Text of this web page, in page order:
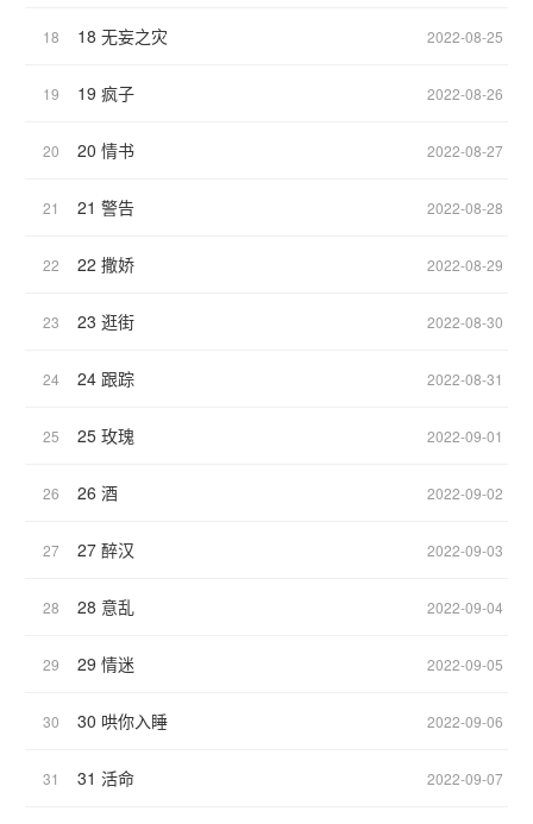
18 18 无妄之灾 2022-08-25
19 19 疯子 2022-08-26
20 20 情书 2022-08-27
21 21 警告 2022-08-28
22 22 撒娇 2022-08-29
23 23 逛街 2022-08-30
24 24 跟踪 2022-08-31
25 25 玫瑰 2022-09-01
26 26 酒 2022-09-02
27 27 醉汉 2022-09-03
28 28 意乱 2022-09-04
29 29 情迷 2022-09-05
30 30 哄你入睡 2022-09-06
31 31 活命 2022-09-07